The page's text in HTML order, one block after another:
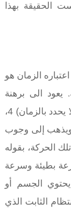
الحقيقة بهذا
الزمان هو
الى برهنة
نظريته هذه بمقولته العبقرية (الزمان لا يحدد بالزمان) 4،
ويذهب إلى وجوب
الحركة، بقوله
بطيئة وسرعة
الجسم أو
الثابت الذي